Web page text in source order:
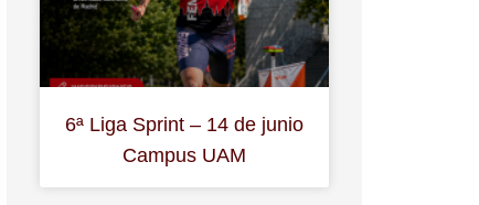
6ª Liga Sprint – 14 de junio
Campus UAM